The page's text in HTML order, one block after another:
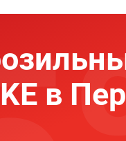
в